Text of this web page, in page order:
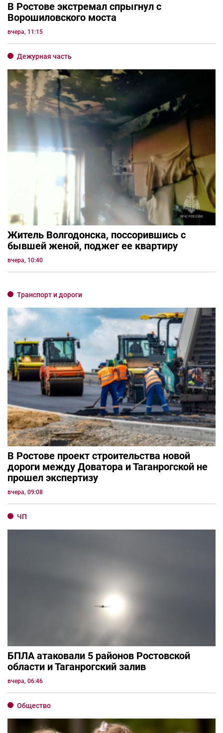
В Ростове экстремал спрыгнул с
Ворошиловского моста
вчера, 11:15
Дежурная часть
Житель Волгодонска, поссорившись с
бывшей женой, поджег ее квартиру
вчера, 10:40
Транспорт и дороги
В Ростове проект строительства новой
дороги между Доватора и Таганрогской не
прошел экспертизу
вчера, 09:08
ЧП
БПЛА атаковали 5 районов Ростовской
области и Таганрогский залив
вчера, 06:46
Общество